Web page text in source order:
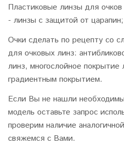
Пластиковые линзы для
- линзы с защитой от царапин;
Очки сделать по рецепту со
для очковых линз:
линз, многослойное покрытие
градиентным покрытием.
Если Вы не нашли
модель оставьте запрос
проверим наличие
свяжемся с Вами.